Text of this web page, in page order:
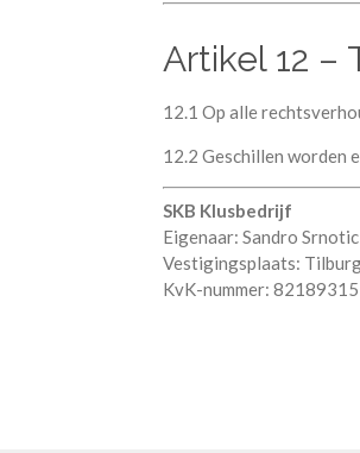
Artikel 12 –
12.1 Op alle
12.2 Geschillen worden
SKB Klusbedrijf
Eigenaar: Sandro Srnotic
Vestigingsplaats:
KvK-nummer: 82189315